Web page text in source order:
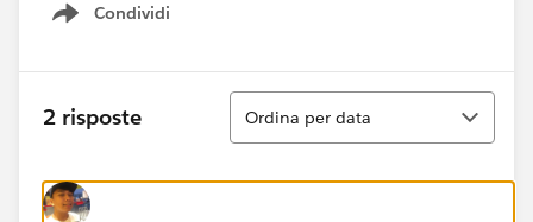
Condividi
Show menu
2 risposte
Ordina
Ordina per data